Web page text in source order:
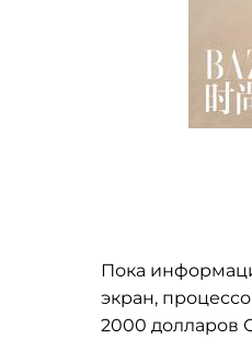
Пока
экран,
2000 долларов